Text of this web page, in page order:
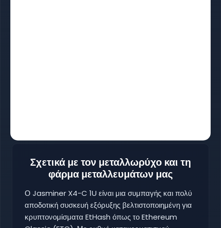
Σχετικά με τον μεταλλωρύχο και τη
φάρμα μεταλλευμάτων μας
Ο Jasminer X4-C 1U είναι μια συμπαγής και πολύ
αποδοτική συσκευή εξόρυξης βελτιστοποιημένη για
κρυπτονομίσματα EtHash όπως το Ethereum